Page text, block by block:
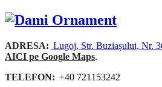
ADRESA: Lugoj, Str. Buziașului, Nr.
AICI pe Google Maps.
TELEFON: +40 721153242